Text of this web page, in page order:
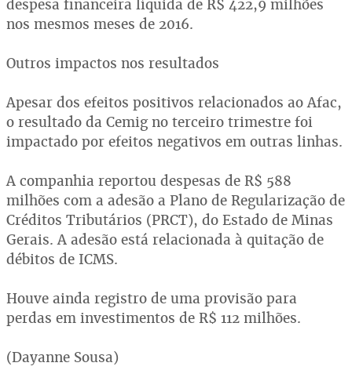
despesa financeira líquida de R$ 422,9 milhões
nos mesmos meses de 2016.
Outros impactos nos resultados
Apesar dos efeitos positivos relacionados ao Afac,
o resultado da Cemig no terceiro trimestre foi
impactado por efeitos negativos em outras linhas.
A companhia reportou despesas de R$ 588
milhões com a adesão a Plano de Regularização de
Créditos Tributários (PRCT), do Estado de Minas
Gerais. A adesão está relacionada à quitação de
débitos de ICMS.
Houve ainda registro de uma provisão para
perdas em investimentos de R$ 112 milhões.
(Dayanne Sousa)